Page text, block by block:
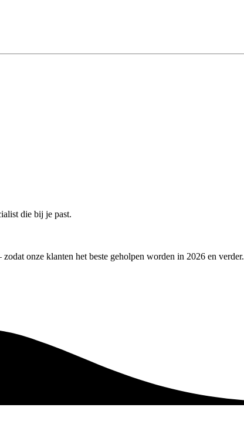
die bij je past.
zodat onze klanten het beste geholpen worden in 2026 en verder.